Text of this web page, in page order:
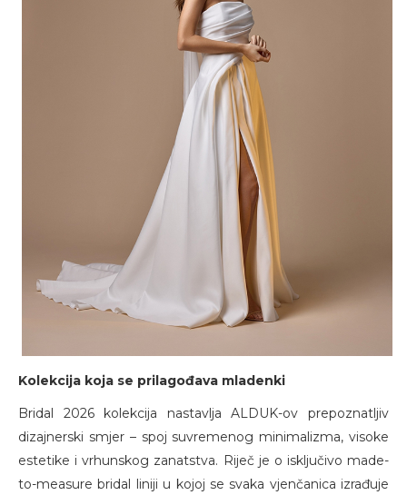
Kolekcija koja se prilagođava mladenki
Bridal 2026 kolekcija nastavlja ALDUK-ov prepoznatljiv
dizajnerski smjer – spoj suvremenog minimalizma, visoke
estetike i vrhunskog zanatstva. Riječ je o isključivo made-
to-measure bridal liniji u kojoj se svaka vjenčanica izrađuje